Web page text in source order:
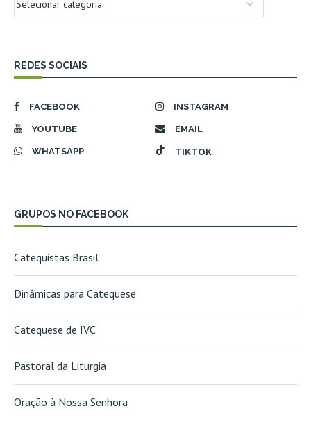
REDES SOCIAIS
FACEBOOK INSTAGRAM
YOUTUBE EMAIL
WHATSAPP TIKTOK
GRUPOS NO FACEBOOK
Catequistas Brasil
Dinâmicas para Catequese
Catequese de IVC
Pastoral da Liturgia
Oração à Nossa Senhora